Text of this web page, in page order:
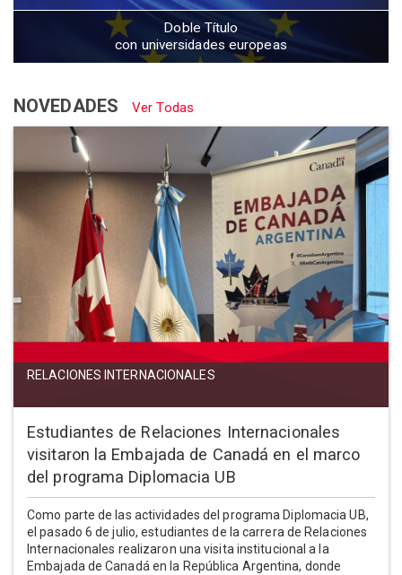
Doble Título
con universidades europeas
NOVEDADES Ver Todas
RELACIONES INTERNACIONALES
Estudiantes de Relaciones Internacionales
visitaron la Embajada de Canadá en el marco
del programa Diplomacia UB
Como parte de las actividades del programa Diplomacia UB,
el pasado 6 de julio, estudiantes de la carrera de Relaciones
Internacionales realizaron una visita institucional a la
Embajada de Canadá en la República Argentina, donde